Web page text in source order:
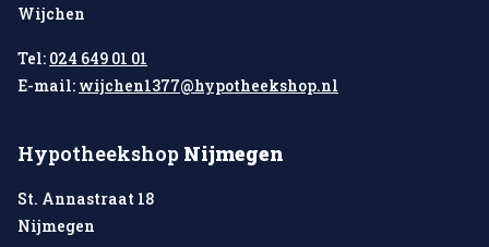
Wijchen
Tel: 024 649 01 01
E-mail: wijchen1377@hypotheekshop.nl
Hypotheekshop Nijmegen
St. Annastraat 18
Nijmegen